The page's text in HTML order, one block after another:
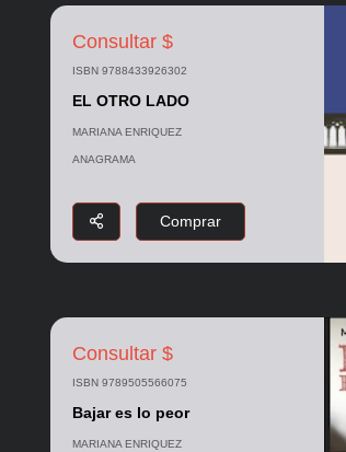
Consultar $
ISBN 9788433926302
EL OTRO LADO
MARIANA ENRIQUEZ
ANAGRAMA
Comprar
Consultar $
ISBN 9789505566075
Bajar es lo peor
MARIANA ENRIQUEZ